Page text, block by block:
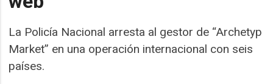
La Policía Nacional arresta al gestor de “Archetyp
Market” en una operación internacional con seis
países.